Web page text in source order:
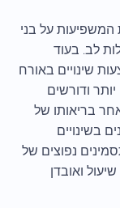
המשפיעות על בני
לב. בעוד
שינויים באורח
ודורשים
בריאותו של
בשינויים
נפוצים של
ואובדן